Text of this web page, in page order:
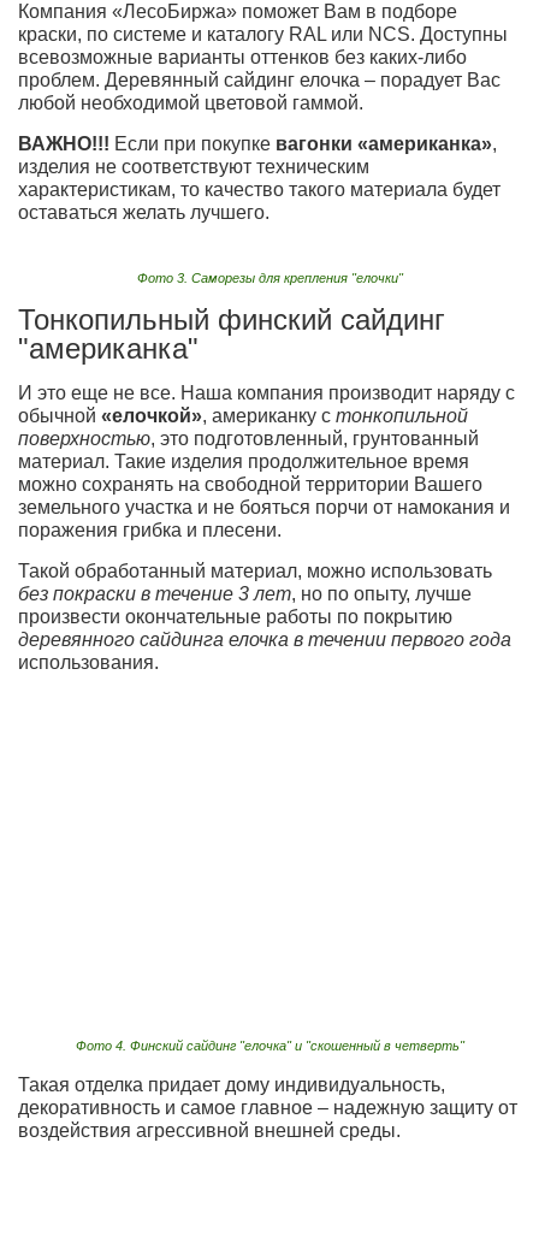
Компания «ЛесоБиржа» поможет Вам в подборе
краски, по системе и каталогу RAL или NCS. Доступны
всевозможные варианты оттенков без каких-либо
проблем. Деревянный сайдинг елочка – порадует Вас
любой необходимой цветовой гаммой.
ВАЖНО!!! Если при покупке вагонки «американка»,
изделия не соответствуют техническим
характеристикам, то качество такого материала будет
оставаться желать лучшего.
Фото 3. Саморезы для крепления "елочки"
Тонкопильный финский сайдинг
"американка"
И это еще не все. Наша компания производит наряду с
обычной «елочкой», американку с тонкопильной
поверхностью, это подготовленный, грунтованный
материал. Такие изделия продолжительное время
можно сохранять на свободной территории Вашего
земельного участка и не бояться порчи от намокания и
поражения грибка и плесени.
Такой обработанный материал, можно использовать
без покраски в течение 3 лет, но по опыту, лучше
произвести окончательные работы по покрытию
деревянного сайдинга елочка в течении первого года
использования.
Фото 4. Финский сайдинг "елочка" и "скошенный в четверть"
Такая отделка придает дому индивидуальность,
декоративность и самое главное – надежную защиту от
воздействия агрессивной внешней среды.